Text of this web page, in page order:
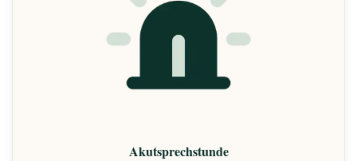
Akutsprechstunde